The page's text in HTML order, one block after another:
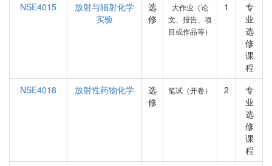
NSE4015
放射与辐射化学
实验
选
修
大作业（论
文、报告、项
目或作品等）
1
专
业
选
修
课
程
NSE4018
放射性药物化学
选
修
笔试（开卷） 2
专
业
选
修
课
程